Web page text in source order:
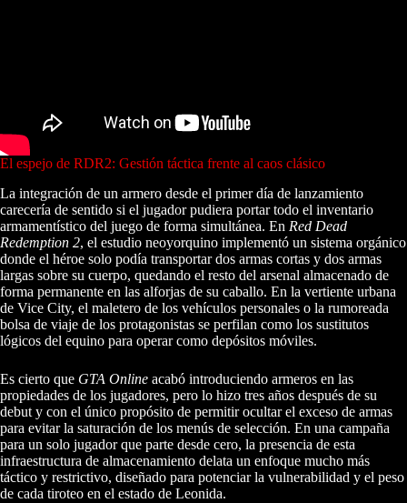
El espejo de RDR2: Gestión táctica frente al caos clásico
La integración de un armero desde el primer día de lanzamiento
carecería de sentido si el jugador pudiera portar todo el inventario
armamentístico del juego de forma simultánea. En Red Dead
Redemption 2, el estudio neoyorquino implementó un sistema orgánico
donde el héroe solo podía transportar dos armas cortas y dos armas
largas sobre su cuerpo, quedando el resto del arsenal almacenado de
forma permanente en las alforjas de su caballo. En la vertiente urbana
de Vice City, el maletero de los vehículos personales o la rumoreada
bolsa de viaje de los protagonistas se perfilan como los sustitutos
lógicos del equino para operar como depósitos móviles.
Es cierto que GTA Online acabó introduciendo armeros en las
propiedades de los jugadores, pero lo hizo tres años después de su
debut y con el único propósito de permitir ocultar el exceso de armas
para evitar la saturación de los menús de selección. En una campaña
para un solo jugador que parte desde cero, la presencia de esta
infraestructura de almacenamiento delata un enfoque mucho más
táctico y restrictivo, diseñado para potenciar la vulnerabilidad y el peso
de cada tiroteo en el estado de Leonida.